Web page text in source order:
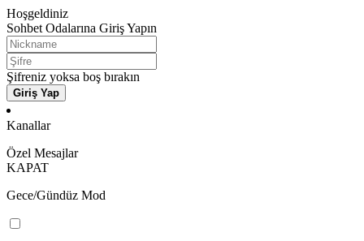
Hoşgeldiniz
Sohbet Odalarına Giriş Yapın
Şifreniz yoksa boş bırakın
Giriş Yap
Kanallar
Özel Mesajlar
KAPAT
Gece/Gündüz Mod